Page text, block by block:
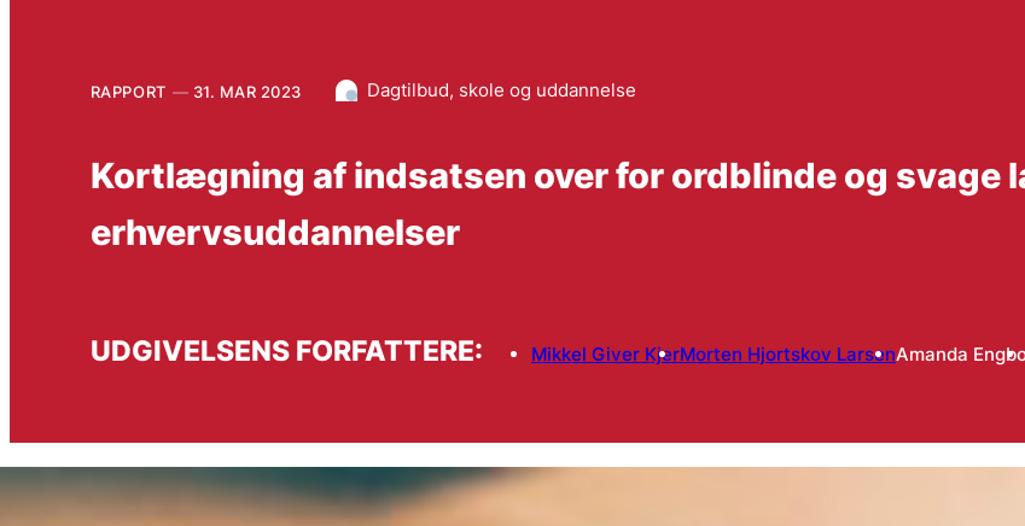
RAPPORT 31. MAR 2023 Dagtilbud, skole og uddannelse
Kortlægning af indsatsen over for ordblinde og svage
erhvervsuddannelser
UDGIVELSENS FORFATTERE: Mikkel Giver KjerMorten Hjortskov LarsenAmanda